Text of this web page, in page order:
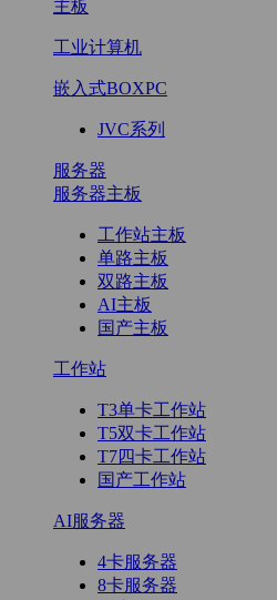
主板
工业计算机
嵌入式BOXPC
JVC系列
服务器
服务器主板
工作站主板
单路主板
双路主板
AI主板
国产主板
工作站
T3单卡工作站
T5双卡工作站
T7四卡工作站
国产工作站
AI服务器
4卡服务器
8卡服务器